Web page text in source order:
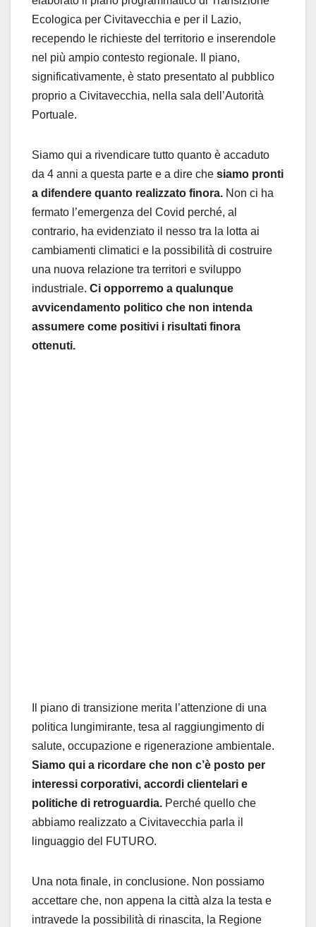
Ecologica per Civitavecchia e per il Lazio,
recependo le richieste del territorio e inserendole
nel più ampio contesto regionale. Il piano,
significativamente, è stato presentato al pubblico
proprio a Civitavecchia, nella sala dell’Autorità
Portuale.
Siamo qui a rivendicare tutto quanto è accaduto
da 4 anni a questa parte e a dire che siamo pronti
a difendere quanto realizzato finora. Non ci ha
fermato l’emergenza del Covid perché, al
contrario, ha evidenziato il nesso tra la lotta ai
cambiamenti climatici e la possibilità di costruire
una nuova relazione tra territori e sviluppo
industriale. Ci opporremo a qualunque
avvicendamento politico che non intenda
assumere come positivi i risultati finora
ottenuti.
Il piano di transizione merita l’attenzione di una
politica lungimirante, tesa al raggiungimento di
salute, occupazione e rigenerazione ambientale.
Siamo qui a ricordare che non c’è posto per
interessi corporativi, accordi clientelari e
politiche di retroguardia. Perché quello che
abbiamo realizzato a Civitavecchia parla il
linguaggio del FUTURO.
Una nota finale, in conclusione. Non possiamo
accettare che, non appena la città alza la testa e
intravede la possibilità di rinascita, la Regione